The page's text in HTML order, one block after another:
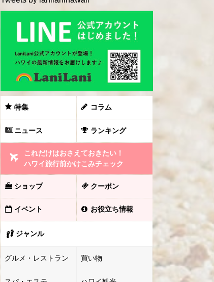
特集 コラム
ニュース ランキング
これだけはおさえておきたい！
ハワイ旅行前かけこみチェック
ショップ クーポン
イベント お役立ち情報
ジャンル
グルメ・レストラン 買い物